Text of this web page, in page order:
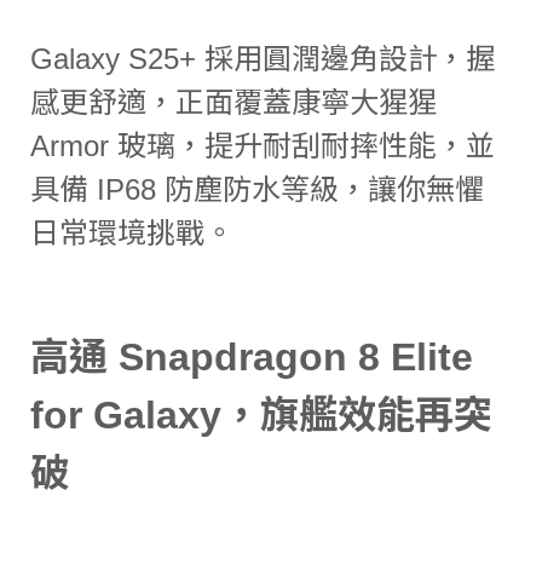
Galaxy S25+ 採用圓潤邊角設計，握
感更舒適，正面覆蓋康寧大猩猩
Armor 玻璃，提升耐刮耐摔性能，並
具備 IP68 防塵防水等級，讓你無懼
日常環境挑戰。
高通 Snapdragon 8 Elite
for Galaxy，旗艦效能再突
破